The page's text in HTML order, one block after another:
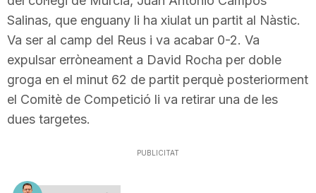
Salinas, que enguany li ha xiulat un partit al Nàstic.
Va ser al camp del Reus i va acabar 0-2. Va
expulsar erròneament a David Rocha per doble
groga en el minut 62 de partit perquè posteriorment
el Comitè de Competició li va retirar una de les
dues targetes.
PUBLICITAT